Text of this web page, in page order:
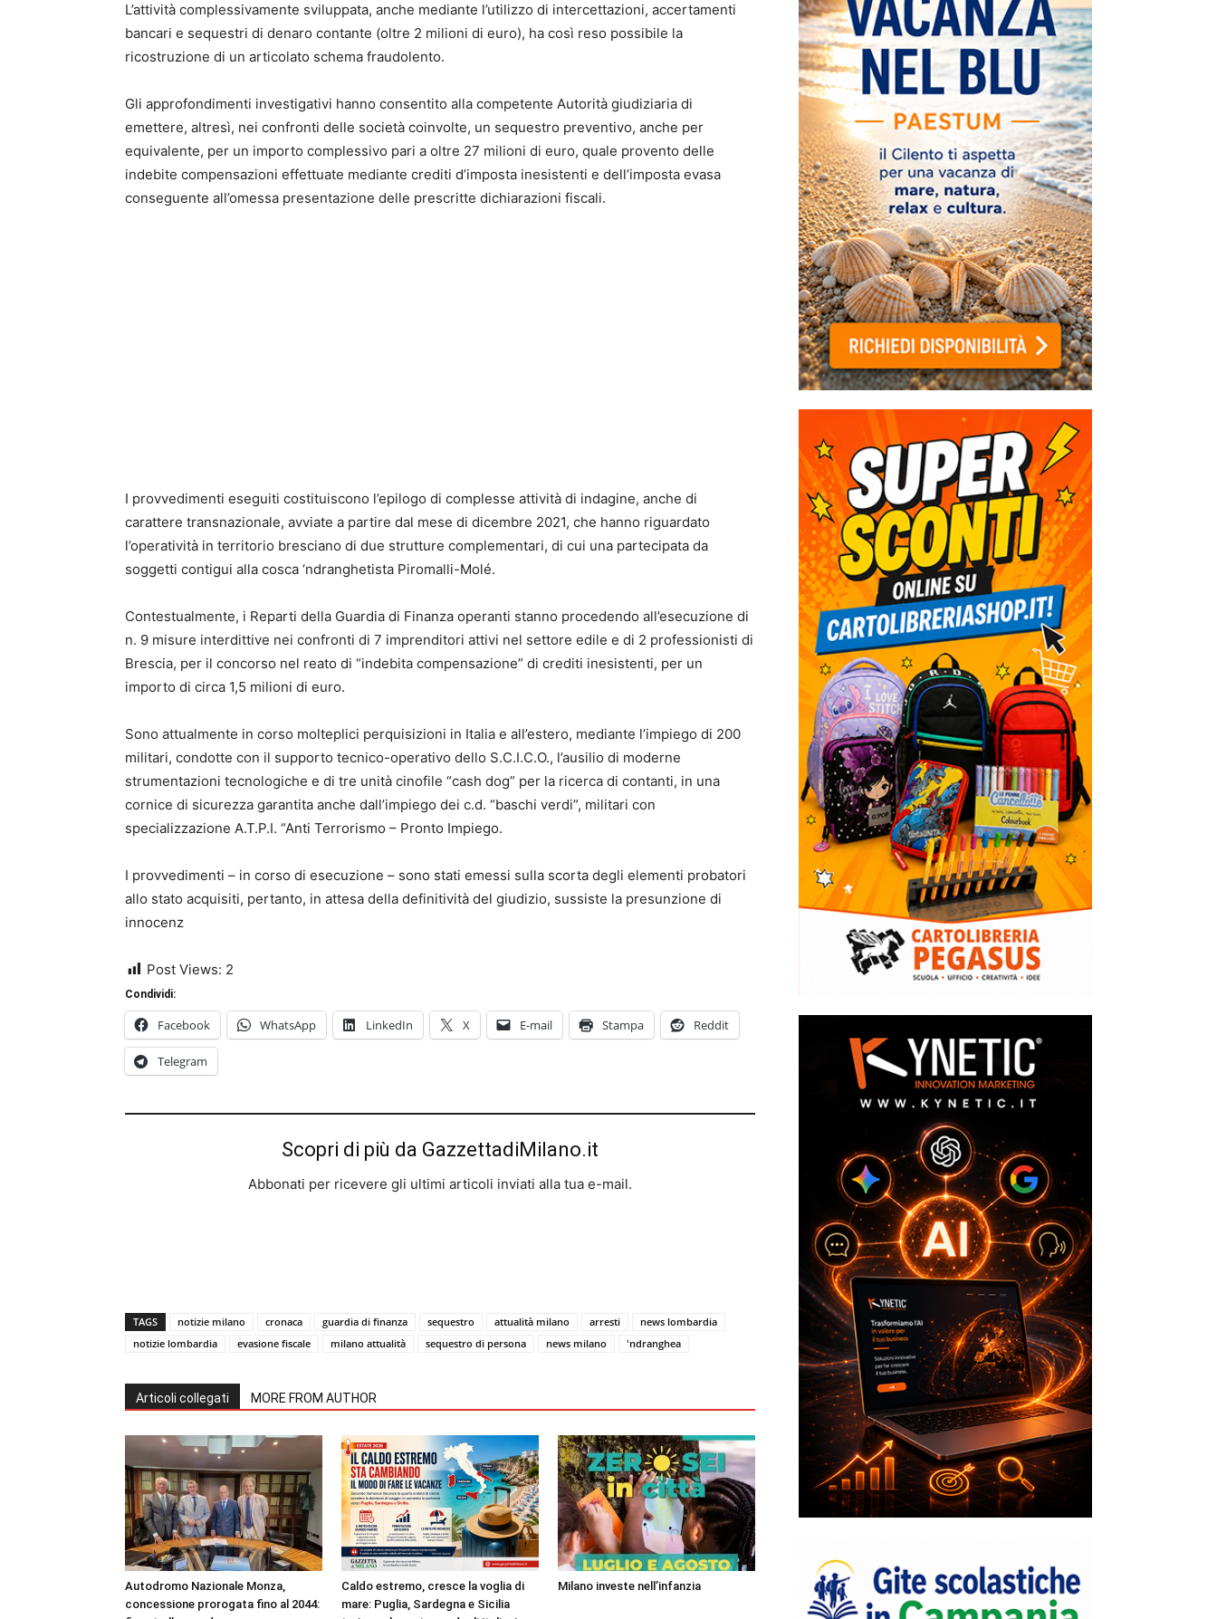
L’attività complessivamente sviluppata, anche mediante l’utilizzo di intercettazioni, accertamenti
bancari e sequestri di denaro contante (oltre 2 milioni di euro), ha così reso possibile la
ricostruzione di un articolato schema fraudolento.
Gli approfondimenti investigativi hanno consentito alla competente Autorità giudiziaria di
emettere, altresì, nei confronti delle società coinvolte, un sequestro preventivo, anche per
equivalente, per un importo complessivo pari a oltre 27 milioni di euro, quale provento delle
indebite compensazioni effettuate mediante crediti d’imposta inesistenti e dell’imposta evasa
conseguente all’omessa presentazione delle prescritte dichiarazioni fiscali.
I provvedimenti eseguiti costituiscono l’epilogo di complesse attività di indagine, anche di
carattere transnazionale, avviate a partire dal mese di dicembre 2021, che hanno riguardato
l’operatività in territorio bresciano di due strutture complementari, di cui una partecipata da
soggetti contigui alla cosca ‘ndranghetista Piromalli-Molé.
Contestualmente, i Reparti della Guardia di Finanza operanti stanno procedendo all’esecuzione di
n. 9 misure interdittive nei confronti di 7 imprenditori attivi nel settore edile e di 2 professionisti di
Brescia, per il concorso nel reato di “indebita compensazione” di crediti inesistenti, per un
importo di circa 1,5 milioni di euro.
Sono attualmente in corso molteplici perquisizioni in Italia e all’estero, mediante l’impiego di 200
militari, condotte con il supporto tecnico-operativo dello S.C.I.C.O., l’ausilio di moderne
strumentazioni tecnologiche e di tre unità cinofile “cash dog” per la ricerca di contanti, in una
cornice di sicurezza garantita anche dall’impiego dei c.d. “baschi verdi”, militari con
specializzazione A.T.P.I. “Anti Terrorismo – Pronto Impiego.
I provvedimenti – in corso di esecuzione – sono stati emessi sulla scorta degli elementi probatori
allo stato acquisiti, pertanto, in attesa della definitività del giudizio, sussiste la presunzione di
innocenz
Post Views: 2
Condividi:
Facebook WhatsApp LinkedIn X E-mail Stampa Reddit
Telegram
Scopri di più da GazzettadiMilano.it
Abbonati per ricevere gli ultimi articoli inviati alla tua e-mail.
TAGS notizie milano cronaca guardia di finanza sequestro attualità milano arresti
news lombardia
notizie lombardia
evasione fiscale milano attualità sequestro di persona news milano 'ndranghea
Articoli collegati MORE FROM AUTHOR
Autodromo Nazionale Monza,
concessione prorogata fino al 2044:
Caldo estremo, cresce la voglia di
mare: Puglia, Sardegna e Sicilia
Milano investe nell’infanzia